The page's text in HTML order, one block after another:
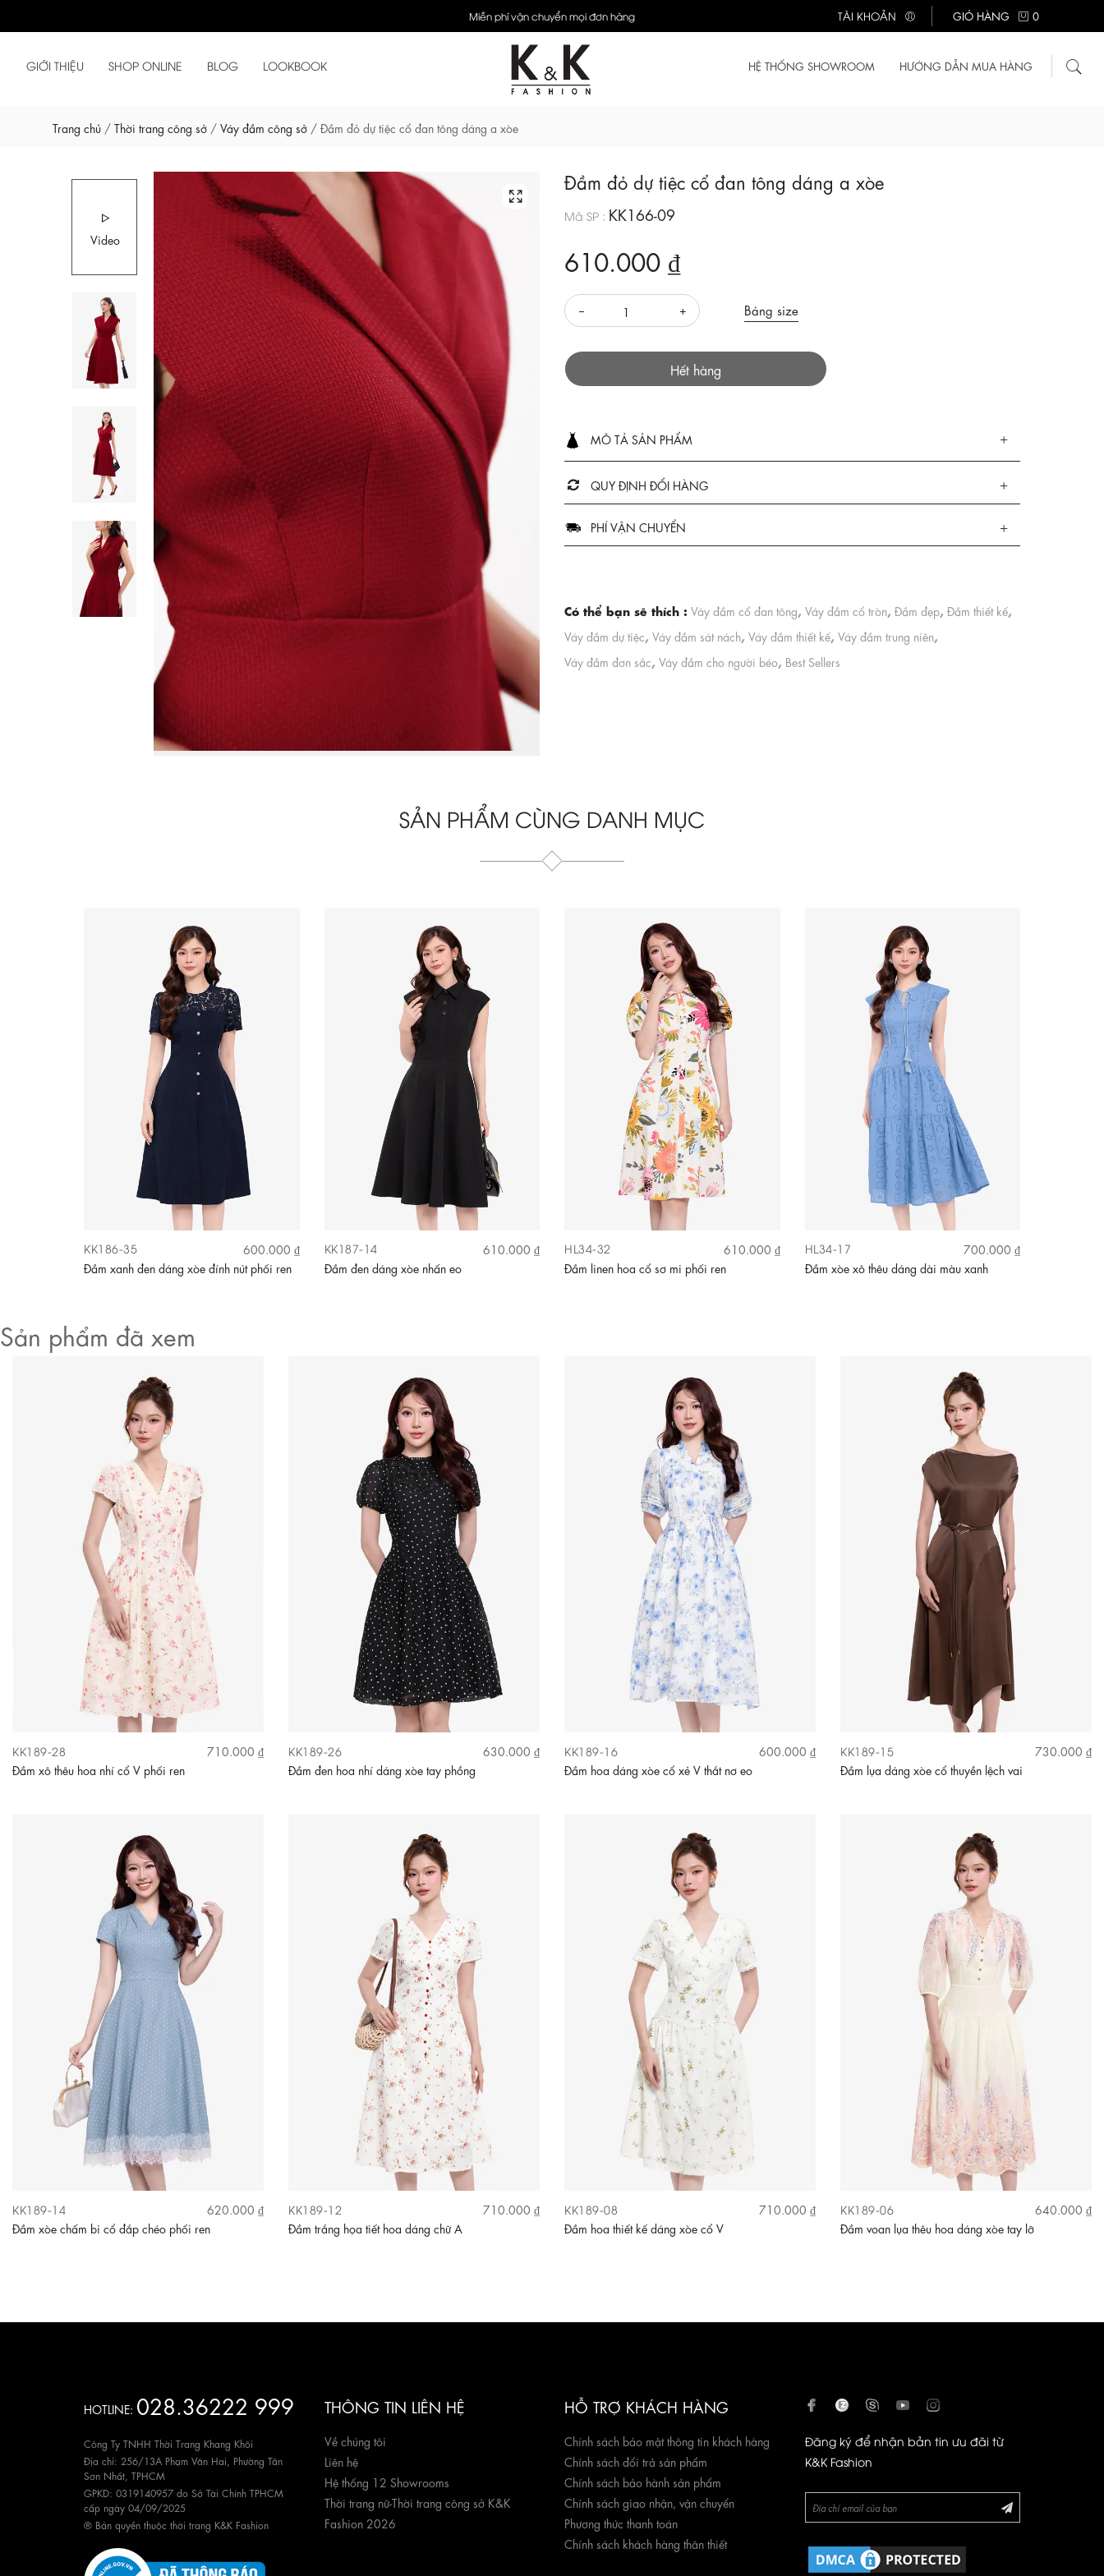
Miễn phí vận chuyển mọi đơn hàng TÀI KHOẢN GIỎ HÀNG 0
GIỚI THIỆU SHOP ONLINE BLOG LOOKBOOK HỆ THỐNG SHOWROOM HƯỚNG DẪN MUA HÀNG
Trang chủ / Thời trang công sở / Váy đầm công sở / Đầm đỏ dự tiệc cổ đan tông dáng a xòe
Video
Đầm đỏ dự tiệc cổ đan tông dáng a xòe
Mã SP : KK166-09
610.000 ₫
Bảng size
Hết hàng
MÔ TẢ SẢN PHẨM
QUY ĐỊNH ĐỔI HÀNG
PHÍ VẬN CHUYỂN
Có thể bạn sẽ thích : Váy đầm cổ đan tông, Váy đầm cổ tròn, Đầm đẹp, Đầm thiết kế,
Váy đầm dự tiệc, Váy đầm sát nách, Váy đầm thiết kế, Váy đầm trung niên,
Váy đầm đơn sắc, Váy đầm cho người béo, Best Sellers
SẢN PHẨM CÙNG DANH MỤC
KK186-35
600.000 ₫
Đầm xanh đen dáng xòe đính nút phối ren
KK187-14
610.000 ₫
Đầm đen dáng xòe nhấn eo
HL34-32
610.000 ₫
Đầm linen hoa cổ sơ mi phối ren
HL34-17
700.000 ₫
Đầm xòe xô thêu dáng dài màu xanh
Sản phẩm đã xem
KK189-28
710.000 ₫
Đầm xô thêu hoa nhí cổ V phối ren
KK189-26
630.000 ₫
Đầm đen hoa nhí dáng xòe tay phồng
KK189-16
600.000 ₫
Đầm hoa dáng xòe cổ xẻ V thắt nơ eo
KK189-15
730.000 ₫
Đầm lụa dáng xòe cổ thuyền lệch vai
KK189-14
620.000 ₫
Đầm xòe chấm bi cổ đắp chéo phối ren
KK189-12
710.000 ₫
Đầm trắng họa tiết hoa dáng chữ A
KK189-08
710.000 ₫
Đầm hoa thiết kế dáng xòe cổ V
KK189-06
640.000 ₫
Đầm voan lụa thêu hoa dáng xòe tay lỡ
HOTLINE: 028.36222 999
Công Ty TNHH Thời Trang Khang Khôi
Địa chỉ: 256/13A Phạm Văn Hai, Phường Tân
Sơn Nhất, TPHCM
GPKD: 0319140957 do Sở Tài Chính TPHCM
cấp ngày 04/09/2025
® Bản quyền thuộc thời trang K&K Fashion
THÔNG TIN LIÊN HỆ
Về chúng tôi
Liên hệ
Hệ thống 12 Showrooms
Thời trang nữ-Thời trang công sở K&K
Fashion 2026
HỖ TRỢ KHÁCH HÀNG
Chính sách bảo mật thông tin khách hàng
Chính sách đổi trả sản phẩm
Chính sách bảo hành sản phẩm
Chính sách giao nhận, vận chuyển
Phương thức thanh toán
Chính sách khách hàng thân thiết
Đăng ký để nhận bản tin ưu đãi từ
K&K Fashion